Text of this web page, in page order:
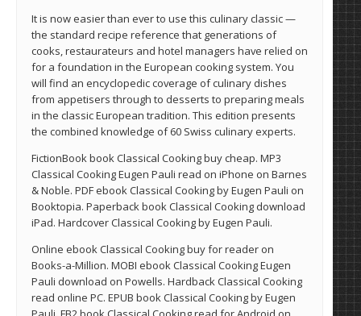
It is now easier than ever to use this culinary classic —
the standard recipe reference that generations of
cooks, restaurateurs and hotel managers have relied on
for a foundation in the European cooking system. You
will find an encyclopedic coverage of culinary dishes
from appetisers through to desserts to preparing meals
in the classic European tradition. This edition presents
the combined knowledge of 60 Swiss culinary experts.
FictionBook book Classical Cooking buy cheap. MP3
Classical Cooking Eugen Pauli read on iPhone on Barnes
& Noble. PDF ebook Classical Cooking by Eugen Pauli on
Booktopia. Paperback book Classical Cooking download
iPad. Hardcover Classical Cooking by Eugen Pauli.
Online ebook Classical Cooking buy for reader on
Books-a-Million. MOBI ebook Classical Cooking Eugen
Pauli download on Powells. Hardback Classical Cooking
read online PC. EPUB book Classical Cooking by Eugen